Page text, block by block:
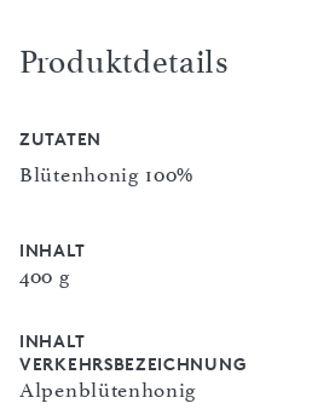
Produktdetails
ZUTATEN
Blütenhonig 100%
INHALT
400 g
INHALT
VERKEHRSBEZEICHNUNG
Alpenblütenhonig